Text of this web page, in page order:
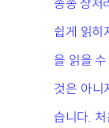
종종 상처
쉽게 읽히
을 읽을
것은 아니
습니다.